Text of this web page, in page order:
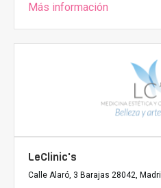
Más información
LeClinic's
Calle Alaró, 3 Barajas 28042,